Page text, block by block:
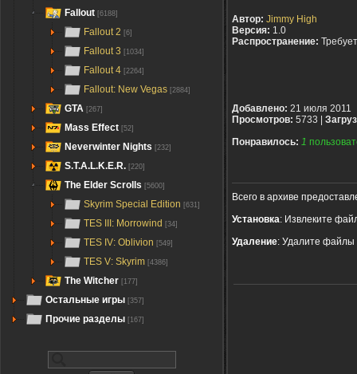
Fallout [6188]
Fallout 2 [6]
Fallout 3 [1034]
Fallout 4 [2264]
Fallout: New Vegas [2884]
GTA [267]
Mass Effect [52]
Neverwinter Nights [232]
S.T.A.L.K.E.R. [220]
The Elder Scrolls [5600]
Skyrim Special Edition [631]
TES III: Morrowind [34]
TES IV: Oblivion [549]
TES V: Skyrim [4386]
The Witcher [177]
Остальные игры [357]
Прочие разделы [167]
Автор: Jimmy High
Версия: 1.0
Распространение:
Добавлено: 21 июля 2011
Просмотров: 5733 |
Понравилось: 1
Всего в архиве
Установка: Извлеките
Удаление: Удалите файлы